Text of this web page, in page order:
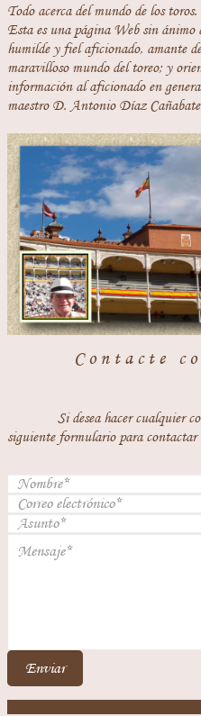
Todo acerca del mundo de los toros.
Esta es una página Web sin
humilde y fiel aficionado, amante
maravilloso mundo del toreo; y
información al aficionado en
maestro D. Antonio Díaz
Contacte
Si desea hacer cualquier
siguiente formulario para contactar
Enviar